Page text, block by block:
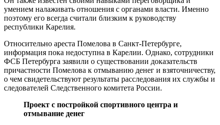
умением налаживать отношения с органами власти. Именно
поэтому его всегда считали близким к руководству
республики Карелия.
Относительно ареста Помелова в Санкт-Петербурге,
информация пока недоступна в Карелии. Однако, сотрудники
ФСБ Петербурга заявили о существовании доказательств
причастности Помелова к отмыванию денег и взяточничеству,
о чем свидетельствуют результаты расследования их службы и
следователей Следственного комитета России.
Проект с постройкой спортивного центра и
отмывание денег